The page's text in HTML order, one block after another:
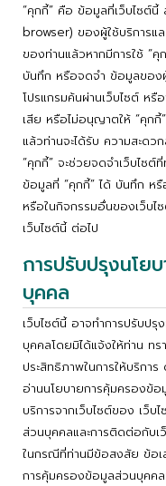
“คุกกี้” คือ ข้อมูลที่เว็บไซต์นี้
browser) ของผู้ใช้บริการแ
ของท่านแล้วหากมีการใช้ “คุ
บันทึก หรือจดจำ ข้อมูลของผู้
โปรแกรมค้นผ่านเว็บไซต์ หรื
เสีย หรือไม่อนุญาตให้ “คุกกี้
แล้วท่านจะได้รับ ความสะดว
“คุกกี้” จะช่วยจดจำเว็บไซต์
ข้อมูลที่ “คุกกี้” ได้ บันทึก หรือ
หรือในกิจกรรมอื่นของเว็บ
เว็บไซต์นี้ ต่อไป
การปรับปรุงนโย
บุคคล
เว็บไซต์นี้ อาจทำการปรับป
บุคคลโดยมิได้แจ้งให้ท่าน ท
ประสิทธิภาพในการให้บริกา
อ่านนโยบายการคุ้มครองข้
บริการจากเว็บไซต์ของ เว็
ส่วนบุคคลและการติดต่อกับเ
ในกรณีที่ท่านมีข้อสงสัย ข้อเ
การคุ้มครองข้อมูลส่วนบุคค